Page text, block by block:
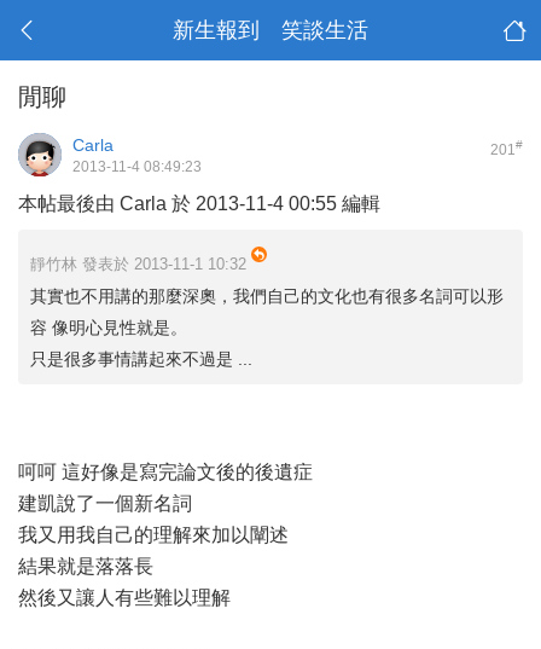
新生報到 笑談生活
閒聊
201#
Carla
2013-11-4 08:49:23
本帖最後由 Carla 於 2013-11-4 00:55 編輯
靜竹林 發表於 2013-11-1 10:32
其實也不用講的那麼深奧，我們自己的文化也有很多名詞可以形
容 像明心見性就是。
只是很多事情講起來不過是 ...
呵呵 這好像是寫完論文後的後遺症
建凱說了一個新名詞
我又用我自己的理解來加以闡述
結果就是落落長
然後又讓人有些難以理解